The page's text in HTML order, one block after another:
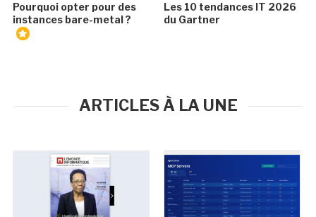
Pourquoi opter pour des
instances bare-metal ?
Les 10 tendances IT 2026
du Gartner
ARTICLES À LA UNE